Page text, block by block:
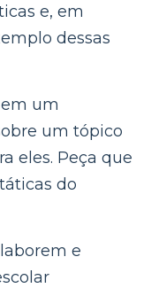
e, em
dessas
um
um tópico
eles. Peça que
do
e